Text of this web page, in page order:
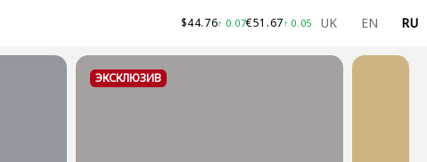
$44.76↑ 0.07€51.67↑ 0.05 UK EN RU
ЭКСКЛЮЗИВ